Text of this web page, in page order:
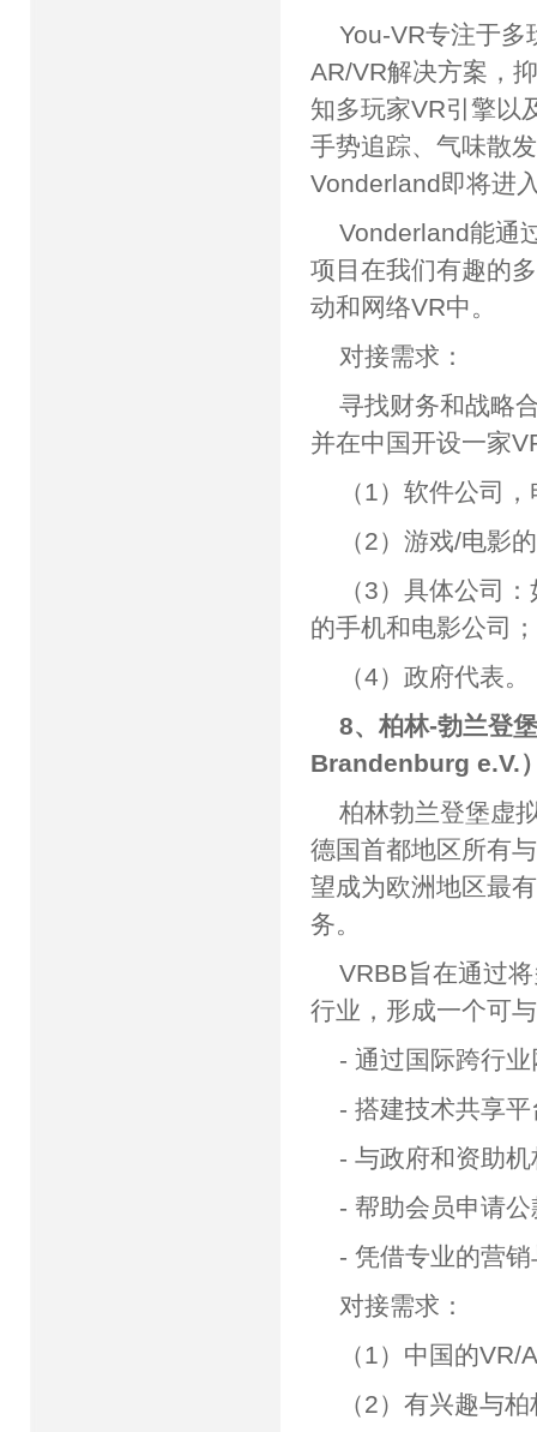
You-VR专注于
AR/VR解决方案，
知多玩家VR引擎以
手势追踪、气味散
Vonderland即将进
Vonderland能通
项目在我们有趣的
动和网络VR中。
对接需求：
寻找财务和战略
并在中国开设一家
（1）软件公司
（2）游戏/电影
（3）具体公司
的手机和电影公司；
（4）政府代表。
8、柏林-勃兰登
Brandenburg e.V.
柏林勃兰登堡虚
德国首都地区所有
望成为欧洲地区最
务。
VRBB旨在通过
行业，形成一个可
- 通过国际跨行
- 搭建技术共享
- 与政府和资助
- 帮助会员申请
- 凭借专业的营
对接需求：
（1）中国的VR/
（2）有兴趣与